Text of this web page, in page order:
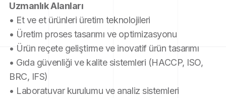
Uzmanlık Alanları
• Et ve et ürünleri üretim teknolojileri
• Üretim proses tasarımı ve optimizasyonu
• Ürün reçete geliştirme ve inovatif ürün tasarımı
• Gıda güvenliği ve kalite sistemleri (HACCP, ISO,
BRC, IFS)
• Laboratuvar kurulumu ve analiz sistemleri